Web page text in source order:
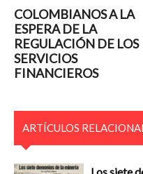
COLOMBIANOS A LA
ESPERA DE LA
REGULACIÓN DE LOS
SERVICIOS
FINANCIEROS
ARTÍCULOS
Los siete